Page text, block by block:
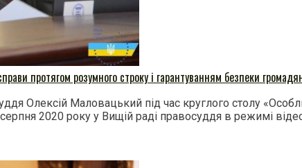
протягом розумного строку і гарантуванням безпеки
Олексій Маловацький під час круглого столу
2020 року у Вищій раді правосуддя в режимі